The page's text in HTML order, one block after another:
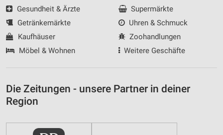
Gesundheit & Ärzte
Getränkemärkte
Kaufhäuser
Möbel & Wohnen
Supermärkte
Uhren & Schmuck
Zoohandlungen
Weitere Geschäfte
Die Zeitungen - unsere Partner in deiner
Region